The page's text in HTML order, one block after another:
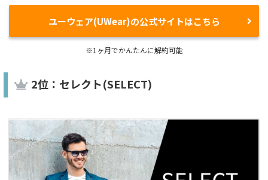
ユーウェア(UWear)の公式サイトはこちら
※1ヶ月でかんたんに解約可能
2位：セレクト(SELECT)